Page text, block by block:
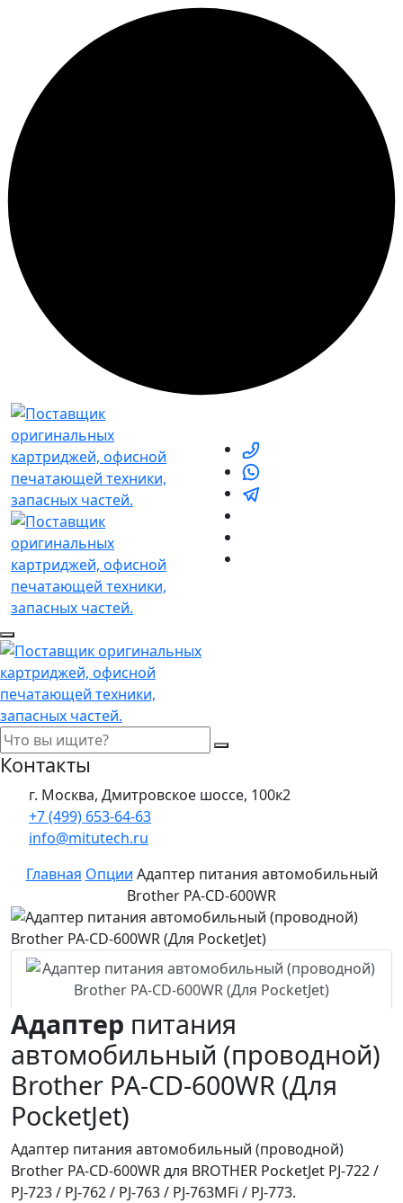
Контакты
г. Москва, Дмитровское шоссе, 100к2
+7 (499) 653-64-63
info@mitutech.ru
Главная Опции Адаптер питания автомобильный
Brother PA-CD-600WR
Адаптер питания
автомобильный (проводной)
Brother PA-CD-600WR (Для
PocketJet)
Адаптер питания автомобильный (проводной)
Brother PA-CD-600WR для BROTHER PocketJet PJ-722 /
PJ-723 / PJ-762 / PJ-763 / PJ-763MFi / PJ-773.